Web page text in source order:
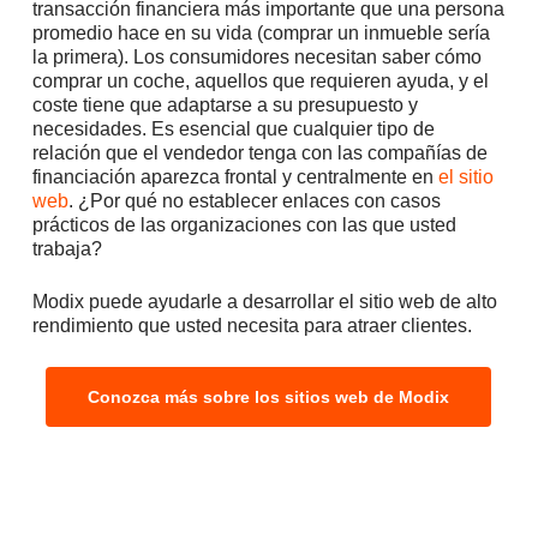
transacción financiera más importante que una persona
promedio hace en su vida (comprar un inmueble sería
la primera). Los consumidores necesitan saber cómo
comprar un coche, aquellos que requieren ayuda, y el
coste tiene que adaptarse a su presupuesto y
necesidades. Es esencial que cualquier tipo de
relación que el vendedor tenga con las compañías de
financiación aparezca frontal y centralmente en el sitio
web. ¿Por qué no establecer enlaces con casos
prácticos de las organizaciones con las que usted
trabaja?
Modix puede ayudarle a desarrollar el sitio web de alto
rendimiento que usted necesita para atraer clientes.
Conozca más sobre los sitios web de Modix